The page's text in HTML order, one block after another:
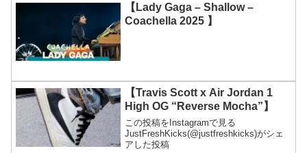
【Lady Gaga – Shallow –
Coachella 2025 】
【Travis Scott x Air Jordan 1
High OG “Reverse Mocha”】
この投稿をInstagramで見る
JustFreshKicks(@justfreshkicks)がシェ
アした投稿